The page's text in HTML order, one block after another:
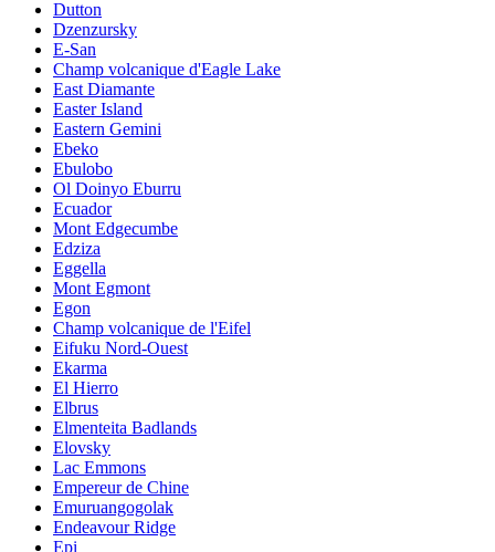
Dutton
Dzenzursky
E-San
Champ volcanique d'Eagle Lake
East Diamante
Easter Island
Eastern Gemini
Ebeko
Ebulobo
Ol Doinyo Eburru
Ecuador
Mont Edgecumbe
Edziza
Eggella
Mont Egmont
Egon
Champ volcanique de l'Eifel
Eifuku Nord-Ouest
Ekarma
El Hierro
Elbrus
Elmenteita Badlands
Elovsky
Lac Emmons
Empereur de Chine
Emuruangogolak
Endeavour Ridge
Epi